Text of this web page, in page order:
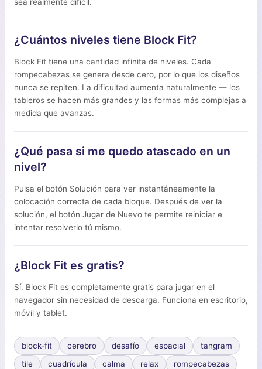
¿Cuántos niveles tiene Block Fit?
Block Fit tiene una cantidad infinita de niveles. Cada
rompecabezas se genera desde cero, por lo que los diseños
nunca se repiten. La dificultad aumenta naturalmente — los
tableros se hacen más grandes y las formas más complejas a
medida que avanzas.
¿Qué pasa si me quedo atascado en un
nivel?
Pulsa el botón Solución para ver instantáneamente la
colocación correcta de cada bloque. Después de ver la
solución, el botón Jugar de Nuevo te permite reiniciar e
intentar resolverlo tú mismo.
¿Block Fit es gratis?
Sí. Block Fit es completamente gratis para jugar en el
navegador sin necesidad de descarga. Funciona en escritorio,
móvil y tablet.
block-fit cerebro desafío espacial
tangram
tile
cuadrícula calma relax
rompecabezas